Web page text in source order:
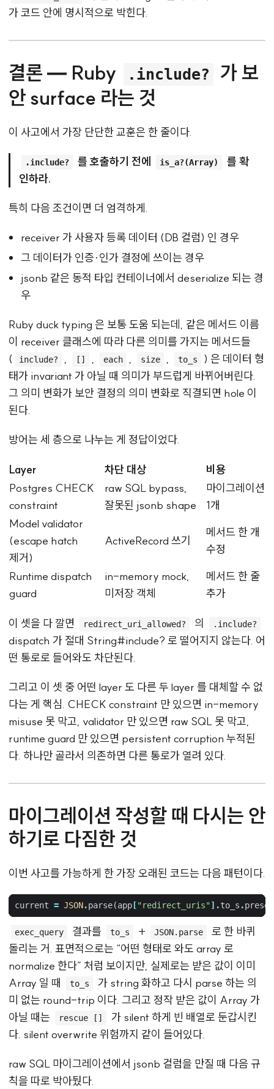
가 코드 안에 명시적으로 박힌다.
결론 — Ruby .include?
가 보
안 surface 라는 것
이 사고에서 가장 단단한 교훈은 한 줄이다.
.include? 를 호출하기 전에 is_a?(Array)
를 확
인하라.
특히 다음 조건이면 더 엄격하게.
receiver 가 사용자 등록 데이터 (DB 컬럼) 인 경우
그 데이터가 인증·인가 결정에 쓰이는 경우
jsonb 같은 동적 타입 컨테이너에서 deserialize 되는 경
우
Ruby duck typing 은 보통 도움 되는데, 같은 메서드 이름
이 receiver 클래스에 따라 다른 의미를 가지는 메서드들
(
include? , [] , each , size , to_s
) 은 데이터 형
태가 invariant 가 아닐 때 의미가 부드럽게 바뀌어버린다.
그 의미 변화가 보안 결정의 의미 변화로 직결되면 hole 이
된다.
방어는 세 층으로 나누는 게 정답이었다.
Layer 차단 대상
비용
Postgres CHECK
constraint
raw SQL bypass,
잘못된 jsonb shape
마이그레이션
1개
Model validator
(escape hatch
제거)
ActiveRecord 쓰기
메서드 한 개
수정
Runtime dispatch
guard
in-memory mock,
미저장 객체
메서드 한 줄
추가
이 셋을 다 깔면 redirect_uri_allowed? 의 .include?
dispatch 가 절대 String#include? 로 떨어지지 않는다. 어
떤 통로로 들어와도 차단된다.
그리고 이 셋 중 어떤 layer 도 다른 두 layer 를 대체할 수 없
다는 게 핵심. CHECK constraint 만 있으면 in-memory
misuse 못 막고, validator 만 있으면 raw SQL 못 막고,
runtime guard 만 있으면 persistent corruption 누적된
다. 하나만 골라서 의존하면 다른 통로가 열려 있다.
마이그레이션 작성할 때 다시는 안
하기로 다짐한 것
이번 사고를 가능하게 한 가장 오래된 코드는 다음 패턴이다.
current = JSON.parse(app ["redirect_uris"].to_s .
exec_query 결과를 to_s + JSON.parse
로 한 바퀴
돌리는 거. 표면적으로는 “어떤 형태로 와도 array 로
normalize 한다” 처럼 보이지만, 실제로는 받은 값이 이미
Array 일 때
to_s
가 string 화하고 다시 parse 하는 의
미 없는 round-trip 이다. 그리고 정작 받은 값이 Array 가
아닐 때는
rescue []
가 silent 하게 빈 배열로 둔갑시킨
다. silent overwrite 위험까지 같이 들어있다.
raw SQL 마이그레이션에서 jsonb 컬럼을 만질 때 다음 규
칙을 따로 박아뒀다.